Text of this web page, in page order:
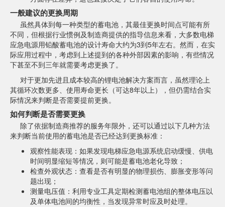
一般建议的更换周期
虽然具体到每一种类型的蓄电池，其最佳更换时间点可能有所
不同，但根据行业惯例及制造商提供的指导信息来看，大多数电梯
应急电源用铅酸蓄电池的设计寿命大约为3到5年左右。然而，在实
际应用过程中，考虑到上述提到的各种外部因素的影响，有些情况
下甚至不到三年就需要考虑更换了。
对于更加先进且成本较高的锂电池解决方案而言，虽然理论上
其循环次数更多、使用寿命更长（可达8年以上），但仍需结合实
际情况来判断是否需要提前更换。
如何判断是否需要更换
除了依据制造商推荐的服务年限外，还可以通过以下几种方法
来判断当前使用的蓄电池是否已经达到更换标准：
观察性能表现：如果发现电梯应急电源系统启动缓慢、供电
时间明显缩短等情况，则可能是蓄电池老化导致；
检查外观状态：查看是否有明显的物理损伤、膨胀变形等问
题出现；
测量电压值：利用专业工具定期检测蓄电池组的整体电压以
及单体电池间的均衡性，当发现异常时应及时处理。